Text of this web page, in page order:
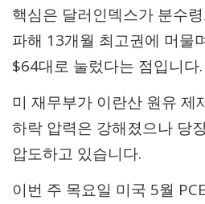
핵심은 달러인덱스가 분수
파해 13개월 최고권에 머물
$64대로 눌렀다는 점입니다.
미 재무부가 이란산 원유 제
하락 압력은 강해졌으나 당
압도하고 있습니다.
이번 주 목요일 미국 5월